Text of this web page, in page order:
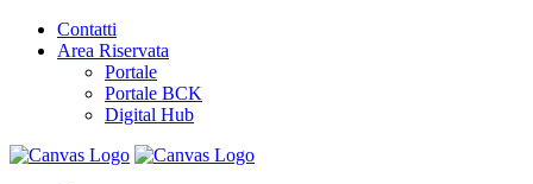
Contatti
Area Riservata
Portale
Portale BCK
Digital Hub